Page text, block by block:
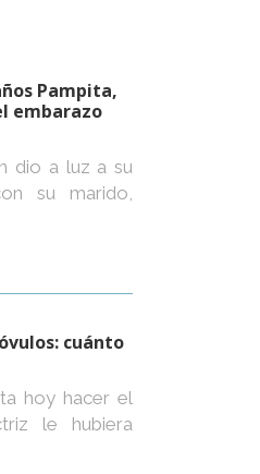
Pampita,
embarazo
dio a luz a su
su marido,
cuánto
hoy hacer el
le hubiera